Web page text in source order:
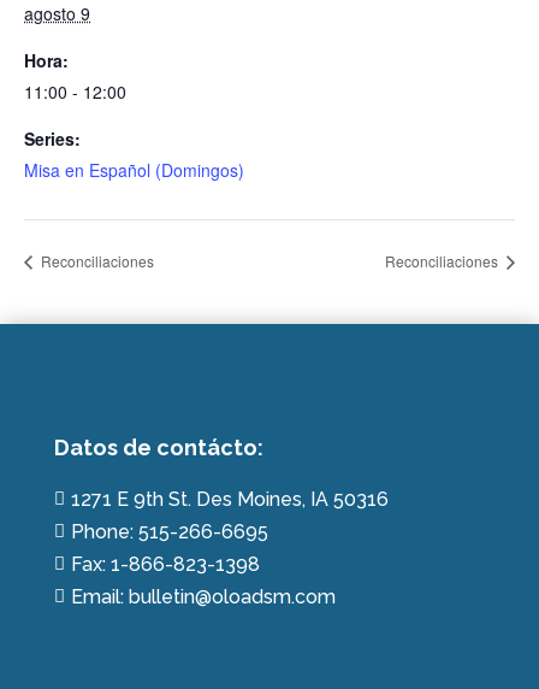
agosto 9
Hora:
11:00 - 12:00
Series:
Misa en Español (Domingos)
Reconciliaciones Reconciliaciones
Datos de contácto:
 1271 E 9th St. Des Moines, IA 50316
 Phone: 515-266-6695
 Fax: 1-866-823-1398
 Email: bulletin@oloadsm.com